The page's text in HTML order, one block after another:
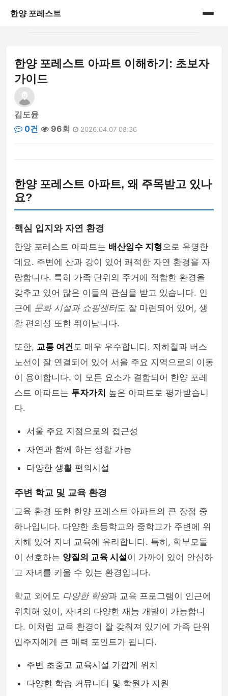
한양 포레스트
게시판
한양 포레스트 아파트 이해하기: 초보자
가이드
김도윤
0건
96회 2026.04.07 08:36
한양 포레스트 아파트, 왜 주목받고 있나
요?
핵심 입지와 자연 환경
한양 포레스트 아파트는 배산임수 지형으로 유명한
데요. 주변에 산과 강이 있어 쾌적한 자연 환경을 자
랑합니다. 특히 가족 단위의 주거에 적합한 환경을
갖추고 있어 많은 이들의 관심을 받고 있습니다. 인
근에 문화 시설과 쇼핑센터도 잘 마련되어 있어, 생
활 편의성 또한 뛰어납니다.
또한, 교통 여건도 매우 우수합니다. 지하철과 버스
노선이 잘 연결되어 있어 서울 주요 지역으로의 이동
이 용이합니다. 이 모든 요소가 결합되어 한양 포레
스트 아파트는 투자가치 높은 아파트로 평가받습니
다.
서울 주요 지점으로의 접근성
자연과 함께 하는 생활 가능
다양한 생활 편의시설
주변 학교 및 교육 환경
교육 환경 또한 한양 포레스트 아파트의 큰 장점 중
하나입니다. 다양한 초등학교와 중학교가 주변에 위
치해 있어 자녀 교육에 유리합니다. 특히, 학부모들
이 선호하는 양질의 교육 시설이 가까이 있어 안심하
고 자녀를 키울 수 있는 환경입니다.
학교 외에도 다양한 학원과 교육 프로그램이 인근에
위치해 있어, 자녀의 다양한 재능 개발이 가능합니
다. 이처럼 교육 환경이 잘 갖춰져 있기에 가족 단위
입주자에게 큰 매력 포인트가 됩니다.
주변 초중고 교육시설 가깝게 위치
다양한 학습 커뮤니티 및 학원가 지원